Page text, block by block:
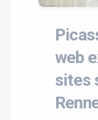
web
sites